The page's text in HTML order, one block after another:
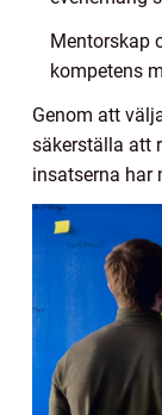
Mentorskap
kompetens
Genom att
säkerställa att
insatserna har